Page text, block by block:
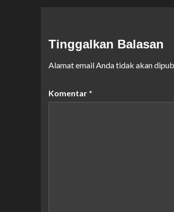
Tinggalkan Balasan
Alamat email Anda tidak akan
Komentar *